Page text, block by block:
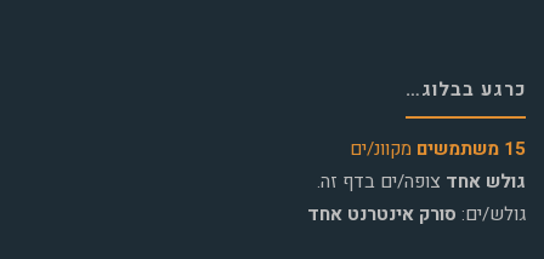
כרגע בבלוג…
15 משתמשים
מקוונ/ים
גולש אחד צופה/ים בדף זה.
גולש/ים: סורק אינטרנט אחד